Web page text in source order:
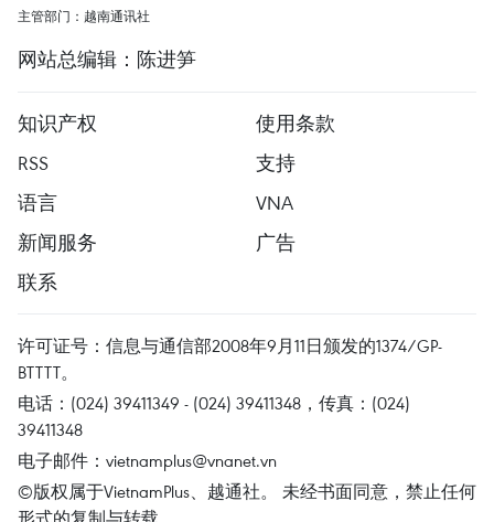
主管部门：越南通讯社
网站总编辑：陈进笋
知识产权
使用条款
RSS
支持
语言
VNA
新闻服务
广告
联系
许可证号：信息与通信部2008年9月11日颁发的1374/GP-
BTTTT。
电话：(024) 39411349 - (024) 39411348，传真：(024)
39411348
电子邮件： vietnamplus@vnanet.vn
©版权属于VietnamPlus、越通社。 未经书面同意，禁止任何